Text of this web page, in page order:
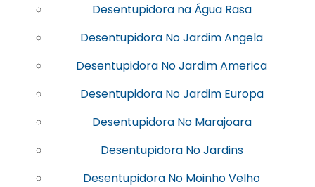
Desentupidora na Água Rasa
Desentupidora No Jardim Angela
Desentupidora No Jardim America
Desentupidora No Jardim Europa
Desentupidora No Marajoara
Desentupidora No Jardins
Desentupidora No Moinho Velho